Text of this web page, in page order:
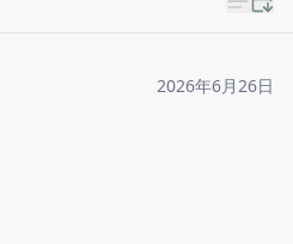
2026年6月26日